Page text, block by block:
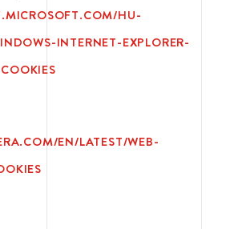
HU-
INTERNET-EXPLORER-
EN/LATEST/WEB-